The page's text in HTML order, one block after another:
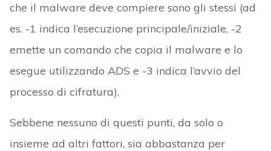
che il malware deve compiere sono gli stessi (ad
es. -1 indica l’esecuzione principale/iniziale, -2
emette un comando che copia il malware e lo
esegue utilizzando ADS e -3 indica l’avvio del
processo di cifratura).
Sebbene nessuno di questi punti, da solo o
insieme ad altri fattori, sia abbastanza per